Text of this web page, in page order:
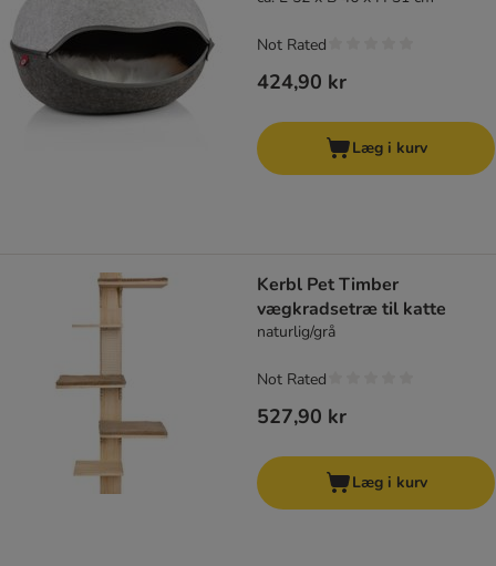
424,90 kr
Not Rated
Læg i kurv
Kerbl Pet Timber
vægkradsetræ til katte
naturlig/grå
527,90 kr
Not Rated
Læg i kurv